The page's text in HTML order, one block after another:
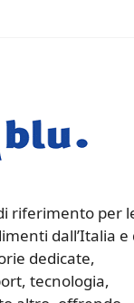
riferimento per
dall’Italia e
dedicate,
tecnologia,